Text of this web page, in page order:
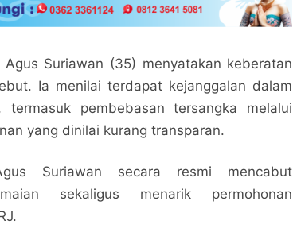
Suriawan (35) menyatakan keberatan
Ia menilai terdapat kejanggalan dalam
termasuk pembebasan tersangka melalui
yang dinilai kurang transparan.
Suriawan secara resmi mencabut
sekaligus menarik permohonan